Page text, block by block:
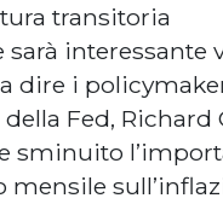
transitoria
sarà interessante
dire i
Fed, Richard
sminuito
mensile